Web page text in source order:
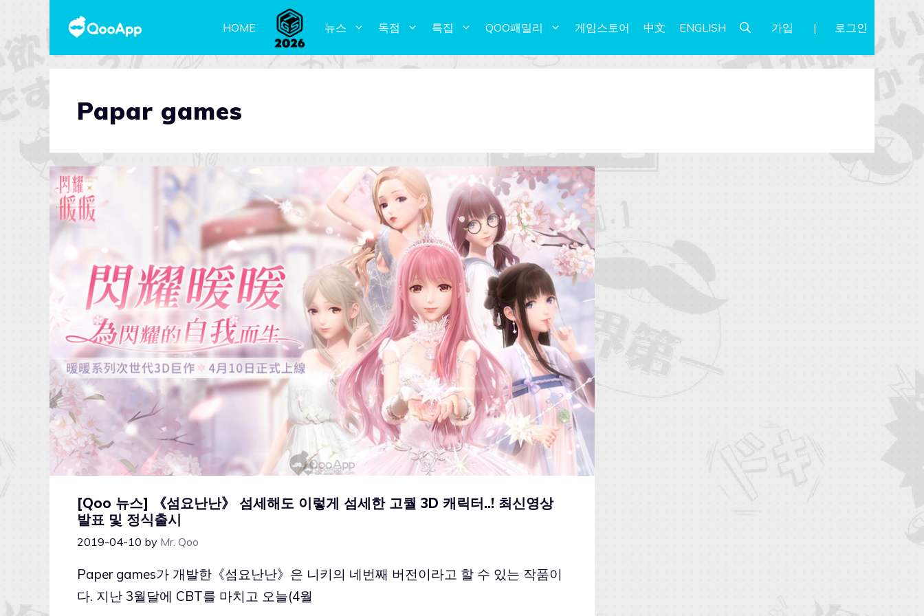
HOME 뉴스 독점 특집 QOO패밀리 게임스토어 中文 ENGLISH 가입 로그인
Papar games
[Qoo 뉴스] 《섬요난난》 섬세해도 이렇게 섬세한 고퀄 3D 캐릭터..! 최신영상
발표 및 정식출시
2019-04-10 by Mr. Qoo
Paper games가 개발한《섬요난난》은 니키의 네번째 버전이라고 할 수 있는 작품이
다. 지난 3월달에 CBT를 마치고 오늘(4월